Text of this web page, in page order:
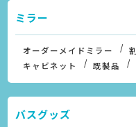
ミラー
オーダーメイドミラー
キャビネット
既製品
バスグッズ